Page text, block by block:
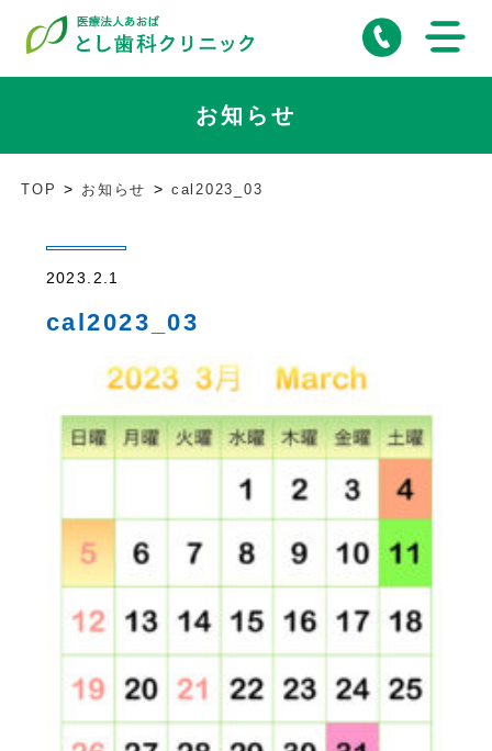
お知らせ
TOP お知らせ cal2023_03
2023.2.1
cal2023_03